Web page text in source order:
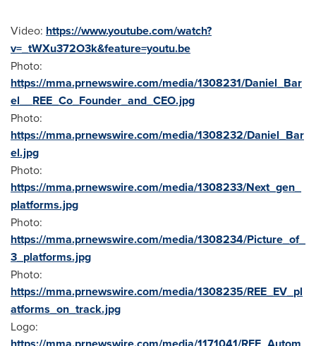
Video: https://www.youtube.com/watch?
v=_tWXu372O3k&feature=youtu.be
Photo:
https://mma.prnewswire.com/media/1308231/Daniel_Bar
el__REE_Co_Founder_and_CEO.jpg
Photo:
https://mma.prnewswire.com/media/1308232/Daniel_Bar
el.jpg
Photo:
https://mma.prnewswire.com/media/1308233/Next_gen_
platforms.jpg
Photo:
https://mma.prnewswire.com/media/1308234/Picture_of_
3_platforms.jpg
Photo:
https://mma.prnewswire.com/media/1308235/REE_EV_pl
atforms_on_track.jpg
Logo: